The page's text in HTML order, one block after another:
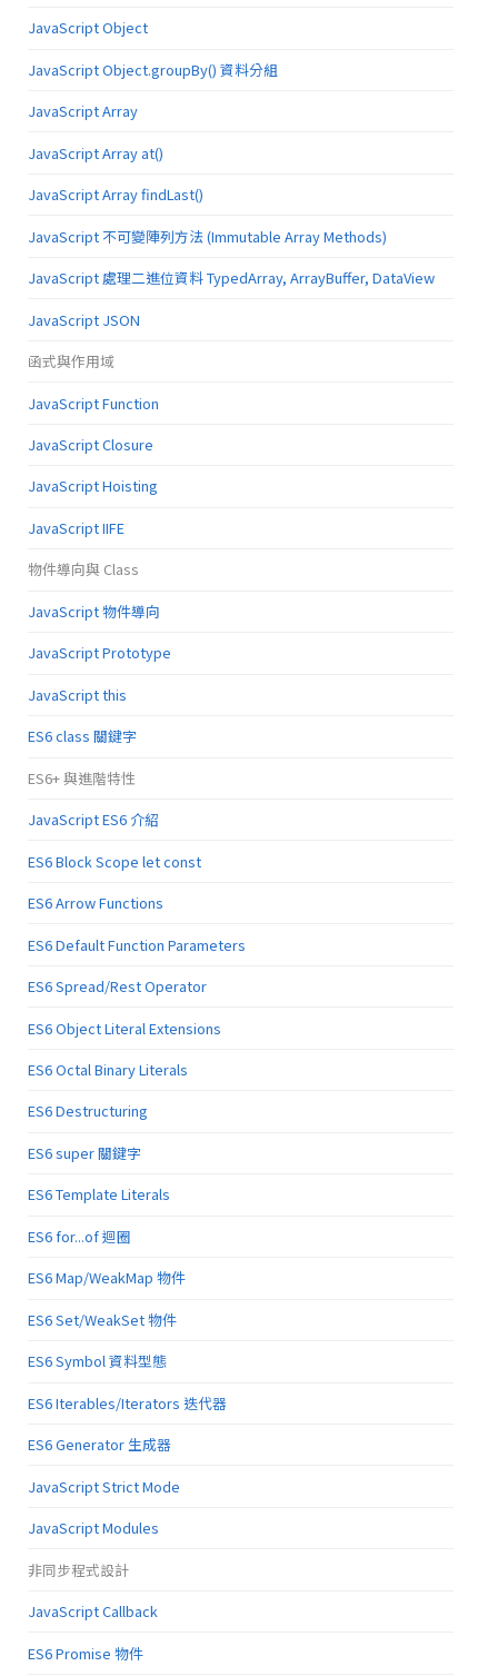
JavaScript Object
JavaScript Object.groupBy() 資料分組
JavaScript Array
JavaScript Array at()
JavaScript Array findLast()
JavaScript 不可變陣列方法 (Immutable Array Methods)
JavaScript 處理二進位資料 TypedArray, ArrayBuffer, DataView
JavaScript JSON
函式與作用域
JavaScript Function
JavaScript Closure
JavaScript Hoisting
JavaScript IIFE
物件導向與 Class
JavaScript 物件導向
JavaScript Prototype
JavaScript this
ES6 class 關鍵字
ES6+ 與進階特性
JavaScript ES6 介紹
ES6 Block Scope let const
ES6 Arrow Functions
ES6 Default Function Parameters
ES6 Spread/Rest Operator
ES6 Object Literal Extensions
ES6 Octal Binary Literals
ES6 Destructuring
ES6 super 關鍵字
ES6 Template Literals
ES6 for...of 迴圈
ES6 Map/WeakMap 物件
ES6 Set/WeakSet 物件
ES6 Symbol 資料型態
ES6 Iterables/Iterators 迭代器
ES6 Generator 生成器
JavaScript Strict Mode
JavaScript Modules
非同步程式設計
JavaScript Callback
ES6 Promise 物件